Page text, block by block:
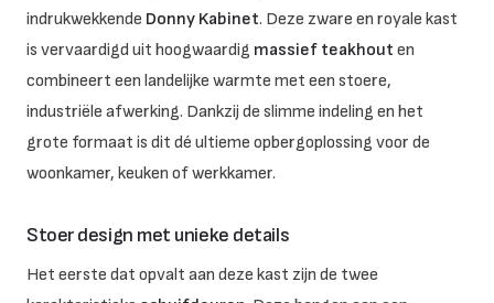
indrukwekkende Donny Kabinet. Deze zware en royale kast
is vervaardigd uit hoogwaardig massief teakhout en
combineert een landelijke warmte met een stoere,
industriële afwerking. Dankzij de slimme indeling en het
grote formaat is dit dé ultieme opbergoplossing voor de
woonkamer, keuken of werkkamer.
Stoer design met unieke details
Het eerste dat opvalt aan deze kast zijn de twee